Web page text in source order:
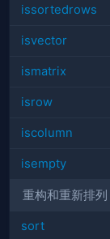
issortedrows
isvector
ismatrix
isrow
iscolumn
isempty
重构和重新排列
sort